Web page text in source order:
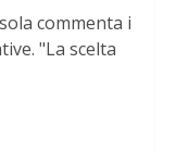
commenta i
"La scelta